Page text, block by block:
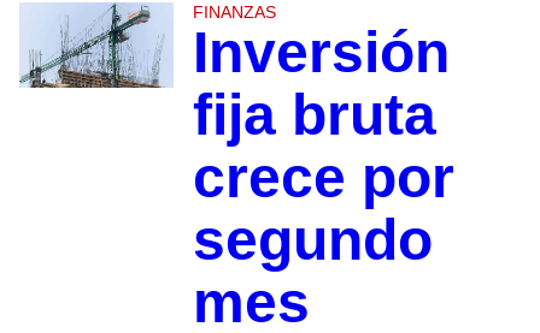
FINANZAS
Inversión
fija bruta
crece por
segundo
mes